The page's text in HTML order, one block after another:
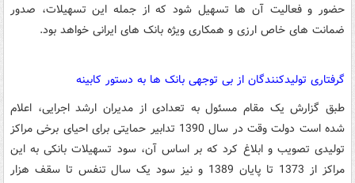
حضور و فعالیت آن ها تسهیل شود که از جمله این تسهیلات، صدور
ضمانت های خاص ارزی و همکاری ویژه بانک های ایرانی خواهد بود.
گرفتاری تولیدکنندگان از بی توجهی بانک ها به دستور کابینه
طبق گزارش یک مقام مسئول به تعدادی از مدیران ارشد اجرایی، اعلام
شده است دولت وقت در سال 1390 تدابیر حمایتی برای احیای برخی مراکز
تولیدی تصویب و ابلاغ کرد که بر اساس آن، سود تسهیلات بانکی به این
مراکز از 1373 تا پایان 1389 و نیز سود یک سال تنفس تا سقف هزار